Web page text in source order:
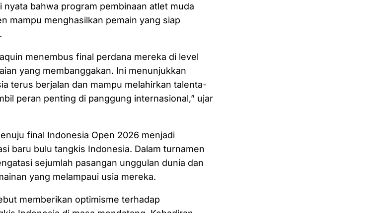
bahwa program pembinaan atlet muda
mampu menghasilkan pemain yang siap
menembus final perdana mereka di level
yang membanggakan. Ini menunjukkan
terus berjalan dan mampu melahirkan talenta-
peran penting di panggung internasional,” ujar
final Indonesia Open 2026 menjadi
baru bulu tangkis Indonesia. Dalam turnamen
sejumlah pasangan unggulan dunia dan
yang melampaui usia mereka.
memberikan optimisme terhadap